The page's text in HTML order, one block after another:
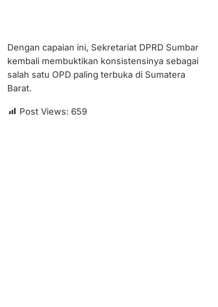
Dengan capaian ini, Sekretariat DPRD Sumbar
kembali membuktikan konsistensinya sebagai
salah satu OPD paling terbuka di Sumatera
Barat.
Post Views: 659